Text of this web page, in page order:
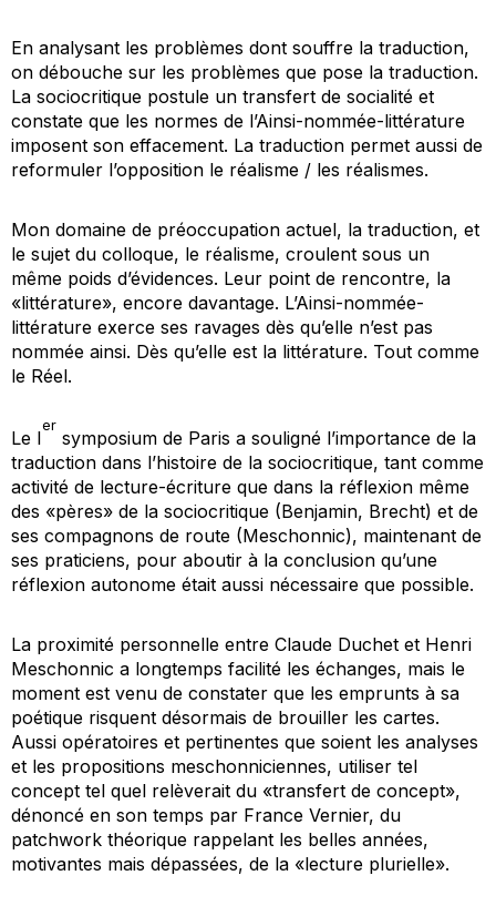
En analysant les problèmes dont souffre la traduction,
on débouche sur les problèmes que pose la traduction.
La sociocritique postule un transfert de socialité et
constate que les normes de l’Ainsi-nommée-littérature
imposent son effacement. La traduction permet aussi de
reformuler l’opposition le réalisme / les réalismes.
Mon domaine de préoccupation actuel, la traduction, et
le sujet du colloque, le réalisme, croulent sous un
même poids d’évidences. Leur point de rencontre, la
«littérature», encore davantage. L’Ainsi-nommée-
littérature exerce ses ravages dès qu’elle n’est pas
nommée ainsi. Dès qu’elle est la littérature. Tout comme
le Réel.
Le I
er
symposium de Paris a souligné l’importance de la
traduction dans l’histoire de la sociocritique, tant comme
activité de lecture-écriture que dans la réflexion même
des «pères» de la sociocritique (Benjamin, Brecht) et de
ses compagnons de route (Meschonnic), maintenant de
ses praticiens, pour aboutir à la conclusion qu’une
réflexion autonome était aussi nécessaire que possible.
La proximité personnelle entre Claude Duchet et Henri
Meschonnic a longtemps facilité les échanges, mais le
moment est venu de constater que les emprunts à sa
poétique risquent désormais de brouiller les cartes.
Aussi opératoires et pertinentes que soient les analyses
et les propositions meschonniciennes, utiliser tel
concept tel quel relèverait du «transfert de concept»,
dénoncé en son temps par France Vernier, du
patchwork théorique rappelant les belles années,
motivantes mais dépassées, de la «lecture plurielle».